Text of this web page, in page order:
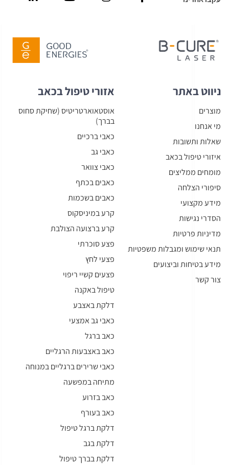
ניווט באתר
מוצרים
מי אנחנו
שאלות ותשובות
איזורי טיפול בכאב
מומחים ממליצים
סיפורי הצלחה
מידע מקצועי
הסדרי נגישות
מדיניות פרטיות
תנאי שימוש ומגבלות משפטיות
מידע בטיחות וביצועים
צור קשר
אזורי טיפול בכאב
אוסטאוארטריטיס (שחיקת סחוס
בברך)
כאבי ברכיים
כאבי גב
כאבי צוואר
כאבים בכתף
כאבים בשכמות
קרע במיניסקוס
קרע ברצועה הצולבת
פצע סוכרתי
פצעי לחץ
פצעים קשיי ריפוי
טיפול באקנה
דלקת באצבע
כאבי גב אמצעי
כאב ברגל
כאב באצבעות הרגליים
כאבי שרירים ברגליים במנוחה
מתיחה במפשעה
כאב בזרוע
כאב בעורף
דלקת ברגל טיפול
דלקת בגב
דלקת בברך טיפול